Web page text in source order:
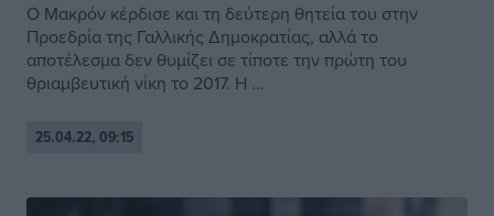
Ο Μακρόν κέρδισε και τη δεύτερη θητεία του στην
Προεδρία της Γαλλικής Δημοκρατίας, αλλά το
αποτέλεσμα δεν θυμίζει σε τίποτε την πρώτη του
θριαμβευτική νίκη το 2017. Η ...
25.04.22, 09:15